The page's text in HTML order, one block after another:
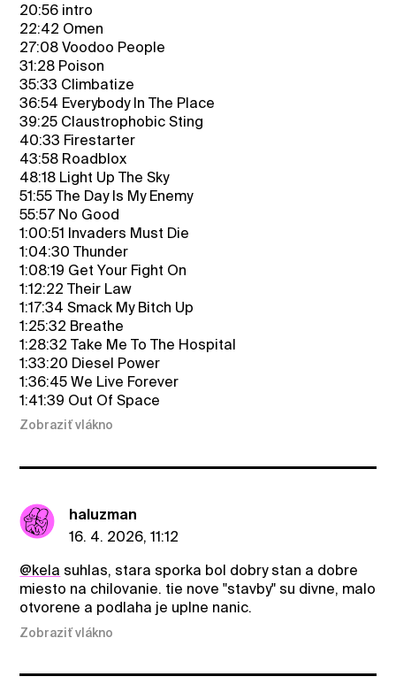
20:56 intro
22:42 Omen
27:08 Voodoo People
31:28 Poison
35:33 Climbatize
36:54 Everybody In The Place
39:25 Claustrophobic Sting
40:33 Firestarter
43:58 Roadblox
48:18 Light Up The Sky
51:55 The Day Is My Enemy
55:57 No Good
1:00:51 Invaders Must Die
1:04:30 Thunder
1:08:19 Get Your Fight On
1:12:22 Their Law
1:17:34 Smack My Bitch Up
1:25:32 Breathe
1:28:32 Take Me To The Hospital
1:33:20 Diesel Power
1:36:45 We Live Forever
1:41:39 Out Of Space
Zobraziť vlákno
haluzman
16. 4. 2026, 11:12
@kela suhlas, stara sporka bol dobry stan a dobre
miesto na chilovanie. tie nove "stavby" su divne, malo
otvorene a podlaha je uplne nanic.
Zobraziť vlákno